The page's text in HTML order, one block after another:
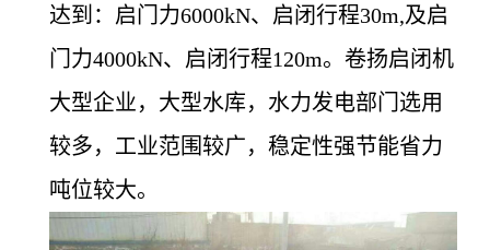
达到：启门力6000kN、启闭行程30m,及启
门力4000kN、启闭行程120m。卷扬启闭机
大型企业，大型水库，水力发电部门选用
较多，工业范围较广，稳定性强节能省力
吨位较大。